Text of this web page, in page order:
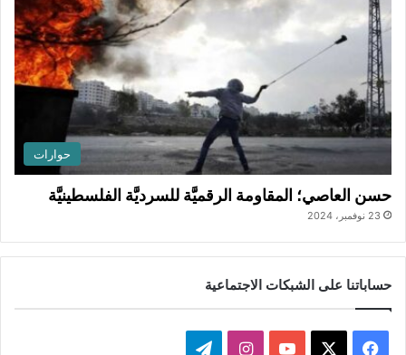
حوارات
حسن العاصي؛ المقاومة الرقميَّة للسرديَّة الفلسطينيَّة
23 نوفمبر، 2024
حساباتنا على الشبكات الاجتماعية